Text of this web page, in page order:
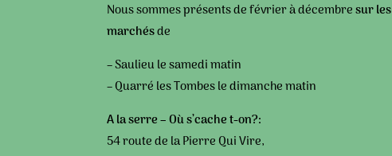
Nous sommes présents de février à décembresur les
marchésde
–Saulieu le samedi matin
– Quarré les Tombes le dimanche matin
A la serre –Où s’cache t-on?:
54 route de la Pierre Qui Vire,